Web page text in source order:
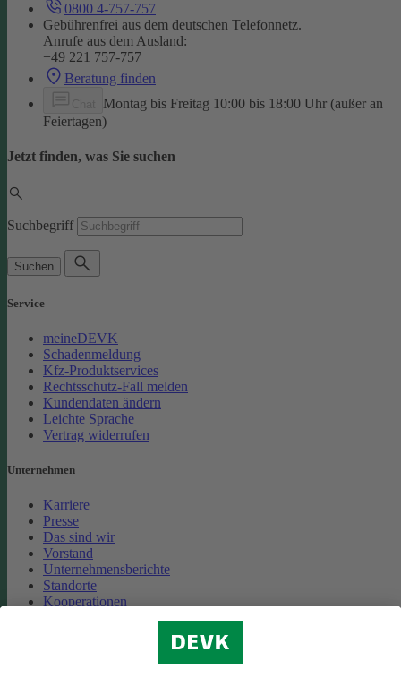
0800 4-757-757
Gebührenfrei aus dem deutschen Telefonnetz.
Anrufe aus dem Ausland:
+49 221 757-757
Beratung finden
Montag bis Freitag 10:00 bis 18:00 Uhr (außer an
Feiertagen)
Jetzt finden, was Sie suchen
Suchbegriff
Suchen
Service
meineDEVK
Schadenmeldung
Kfz-Produktservices
Rechtsschutz-Fall melden
Kundendaten ändern
Leichte Sprache
Vertrag widerrufen
Unternehmen
Karriere
Presse
Das sind wir
Vorstand
Unternehmensberichte
Standorte
Kooperationen
Partnerschaft Deutsche Bahn